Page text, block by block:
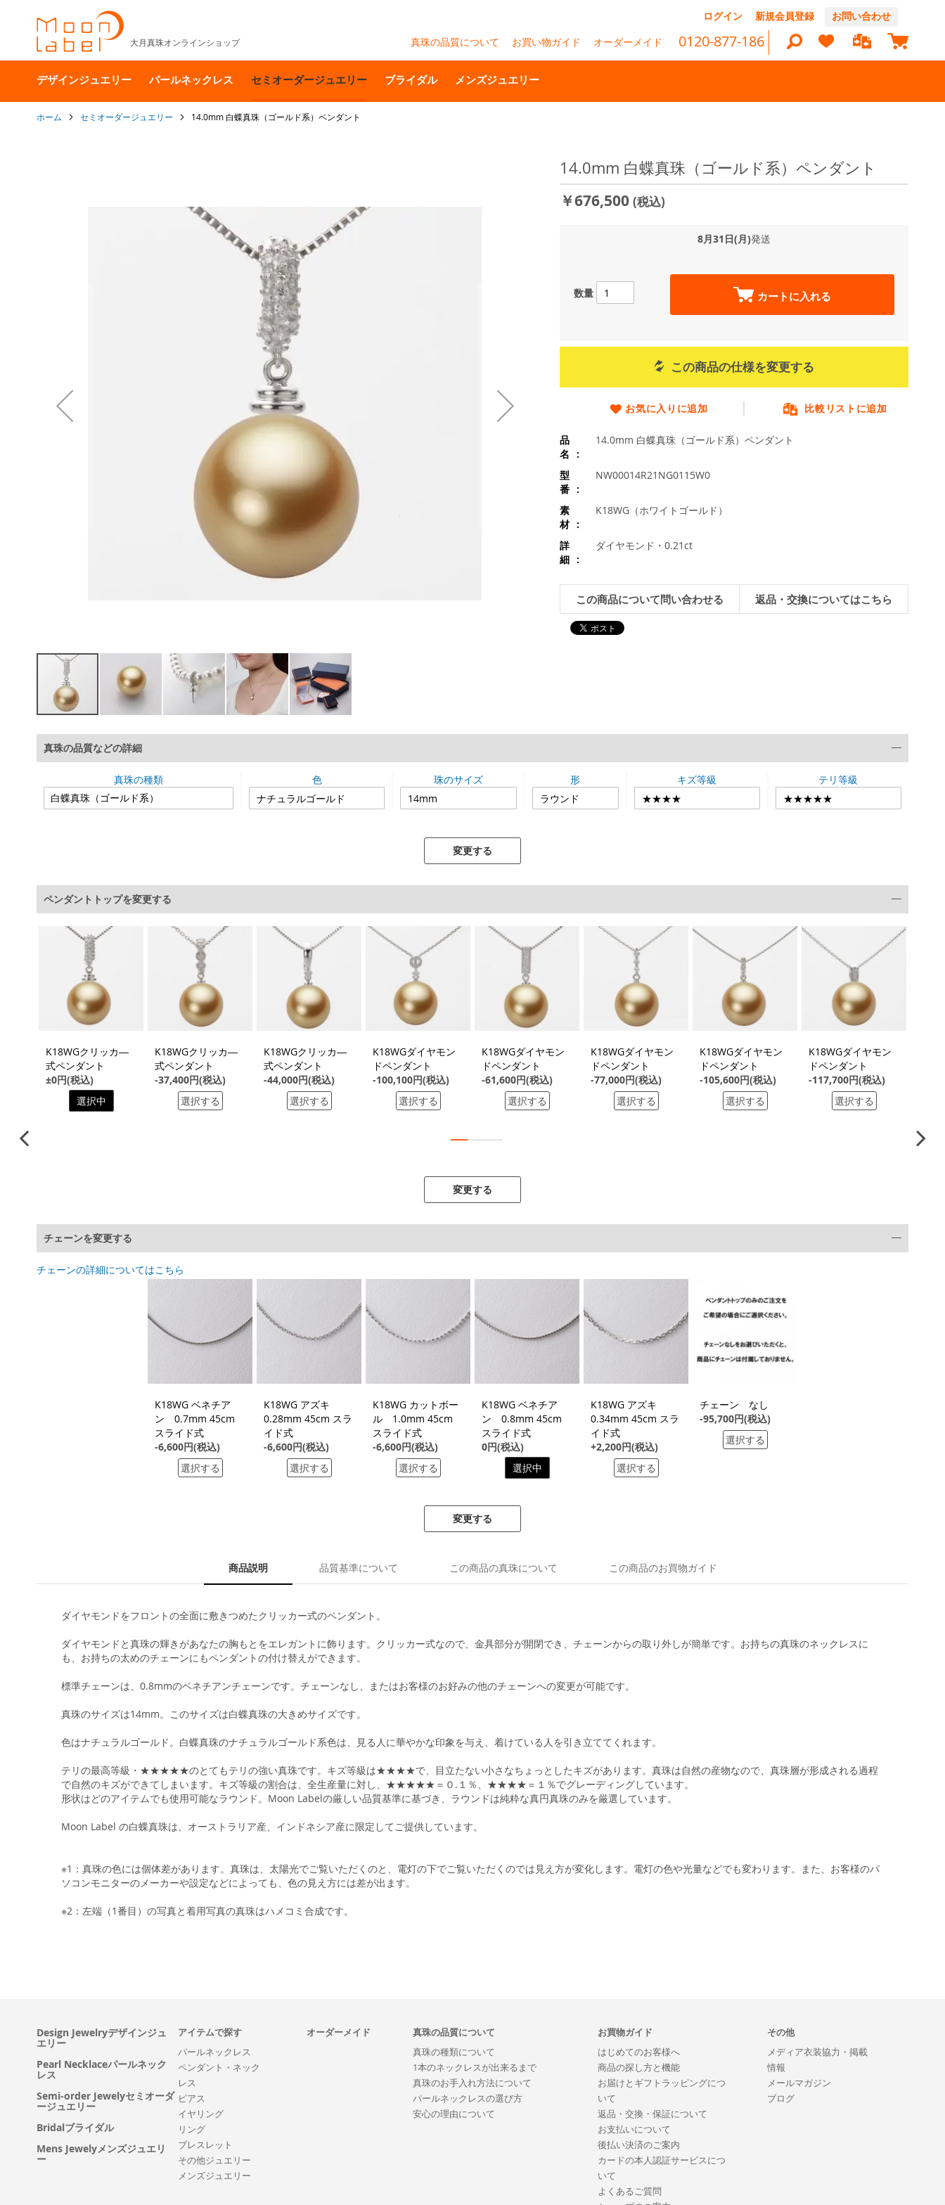
テ
ン
ツ
ログイン 新規会員登録 お問い合わせ
大月真珠オンラインショップ 真珠の品質について お買い物ガイド オーダーメイド 0120-877-186 マイカ
デザインジュエリー パールネックレス セミオーダージュエリー ブライダル メンズジュエリー
ホーム セミオーダージュエリー 14.0mm 白蝶真珠（ゴールド系）ペンダント
メ
ー
ジ
ラ
移
14.0mm 白蝶真珠（ゴールド系）ペンダント
￥676,500 (税込)
8月31日(月)発送
数量 カートに入れる
この商品の仕様を変更する
お気に入りに追加 比較リストに追加
品
名
14.0mm 白蝶真珠（ゴールド系）ペンダント
型
番
NW00014R21NG0115W0
素
材
K18WG（ホワイトゴールド）
詳
細
ダイヤモンド・0.21ct
この商品について問い合わせる 返品・交換についてはこちら
真珠の品質などの詳細
真珠の種類 色 珠のサイズ 形 キズ等級 テリ等級
変更する
ペンダントトップを変更する
K18WGクリッカ―
式ペンダント
±0円(税込)
選択中
K18WGクリッカ―
式ペンダント
-37,400円(税込)
選択する
K18WGクリッカ―
式ペンダント
-44,000円(税込)
選択する
K18WGダイヤモン
ドペンダント
-100,100円(税込)
選択する
K18WGダイヤモン
ドペンダント
-61,600円(税込)
選択する
K18WGダイヤモン
ドペンダント
-77,000円(税込)
選択する
K18WGダイヤモン
ドペンダント
-105,600円(税込)
選択する
K18WGダイヤモン
ドペンダント
-117,700円(税込)
選択する
変更する
チェーンを変更する
チェーンの詳細についてはこちら
K18WG ベネチア
ン 0.7mm 45cm
スライド式
-6,600円(税込)
選択する
K18WG アズキ
0.28mm 45cm スラ
イド式
-6,600円(税込)
選択する
K18WG カットボー
ル 1.0mm 45cm
スライド式
-6,600円(税込)
選択する
K18WG ベネチア
ン 0.8mm 45cm
スライド式
0円(税込)
選択中
K18WG アズキ
0.34mm 45cm スラ
イド式
+2,200円(税込)
選択する
チェーン なし
-95,700円(税込)
選択する
変更する
商品説明
ダイヤモンドをフロントの全面に敷きつめたクリッカー式のペンダント。
ダイヤモンドと真珠の輝きがあなたの胸もとをエレガントに飾ります。クリッカー式なので、金具部分が開閉でき、チェーンからの取り外しが簡単です。お持ちの真珠のネックレスに
も、お持ちの太めのチェーンにもペンダントの付け替えができます。
標準チェーンは、0.8mmのベネチアンチェーンです。チェーンなし、またはお客様のお好みの他のチェーンへの変更が可能です。
真珠のサイズは14mm。このサイズは白蝶真珠の大きめサイズです。
色はナチュラルゴールド。白蝶真珠のナチュラルゴールド系色は、見る人に華やかな印象を与え、着けている人を引き立ててくれます。
テリの最高等級・★★★★★のとてもテリの強い真珠です。キズ等級は★★★★で、目立たない小さなちょっとしたキズがあります。真珠は自然の産物なので、真珠層が形成される過程
で自然のキズができてしまいます。キズ等級の割合は、全生産量に対し、★★★★★＝０.１％、★★★★＝１％でグレーディングしています。
形状はどのアイテムでも使用可能なラウンド。Moon Labelの厳しい品質基準に基づき、ラウンドは純粋な真円真珠のみを厳選しています。
Moon Label の白蝶真珠は、オーストラリア産、インドネシア産に限定してご提供しています。
※1：真珠の色には個体差があります。真珠は、太陽光でご覧いただくのと、電灯の下でご覧いただくのでは見え方が変化します。電灯の色や光量などでも変わります。また、お客様のパ
ソコンモニターのメーカーや設定などによっても、色の見え方には差が出ます。
※2：左端（1番目）の写真と着用写真の真珠はハメコミ合成です。
品質基準について この商品の真珠について この商品のお買物ガイド
Design Jewelryデザインジュ
エリー
Pearl Necklaceパールネック
レス
Semi-order Jewelyセミオーダ
ージュエリー
Bridalブライダル
Mens Jewelyメンズジュエリ
ー
アイテムで探す
パールネックレス
ペンダント・ネック
レス
ピアス
イヤリング
リング
ブレスレット
その他ジュエリー
メンズジュエリー
オーダーメイド
真珠の品質について
真珠の種類について
1本のネックレスが出来るまで
真珠のお手入れ方法について
パールネックレスの選び方
安心の理由について
お買物ガイド
はじめてのお客様へ
商品の探し方と機能
お届けとギフトラッピングにつ
いて
返品・交換・保証について
お支払いについて
後払い決済のご案内
カードの本人認証サービスにつ
いて
よくあるご質問
その他
メディア衣装協力・掲載
情報
メールマガジン
ブログ